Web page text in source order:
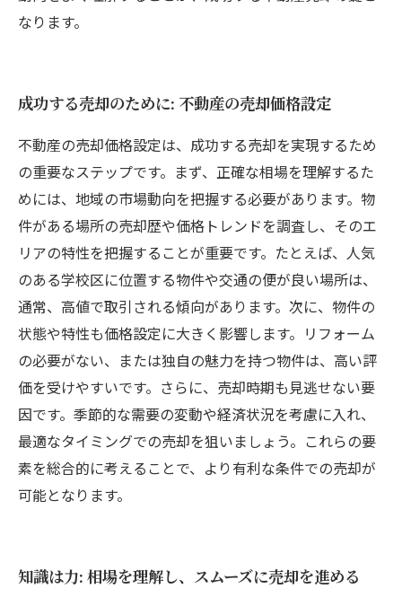
なります。
成功する売却のために: 不動産の売却価格設定
不動産の売却価格設定は、成功する売却を実現するため
の重要なステップです。まず、正確な相場を理解するた
めには、地域の市場動向を把握する必要があります。物
件がある場所の売却歴や価格トレンドを調査し、そのエ
リアの特性を把握することが重要です。たとえば、人気
のある学校区に位置する物件や交通の便が良い場所は、
通常、高値で取引される傾向があります。次に、物件の
状態や特性も価格設定に大きく影響します。リフォーム
の必要がない、または独自の魅力を持つ物件は、高い評
価を受けやすいです。さらに、売却時期も見逃せない要
因です。季節的な需要の変動や経済状況を考慮に入れ、
最適なタイミングでの売却を狙いましょう。これらの要
素を総合的に考えることで、より有利な条件での売却が
可能となります。
知識は力: 相場を理解し、スムーズに売却を進める